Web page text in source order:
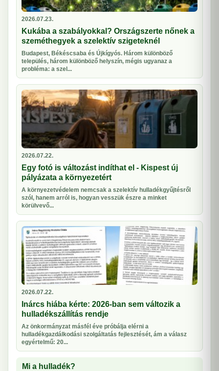
2026.07.23.
Kukába a szabályokkal? Országszerte nőnek a
szeméthegyek a szelektív szigeteknél
Budapest, Békéscsaba és Újkígyós. Három különböző
település, három különböző helyszín, mégis ugyanaz a
probléma: a szel...
2026.07.22.
Egy fotó is változást indíthat el - Kispest új
pályázata a környezetért
A környezetvédelem nemcsak a szelektív hulladékgyűjtésről
szól, hanem arról is, hogyan vesszük észre a minket
körülvevő...
2026.07.22.
Inárcs hiába kérte: 2026-ban sem változik a
hulladékszállítás rendje
Az önkormányzat másfél éve próbálja elérni a
hulladékgazdálkodási szolgáltatás fejlesztését, ám a válasz
egyértelmű: 20...
Mi a hulladék?